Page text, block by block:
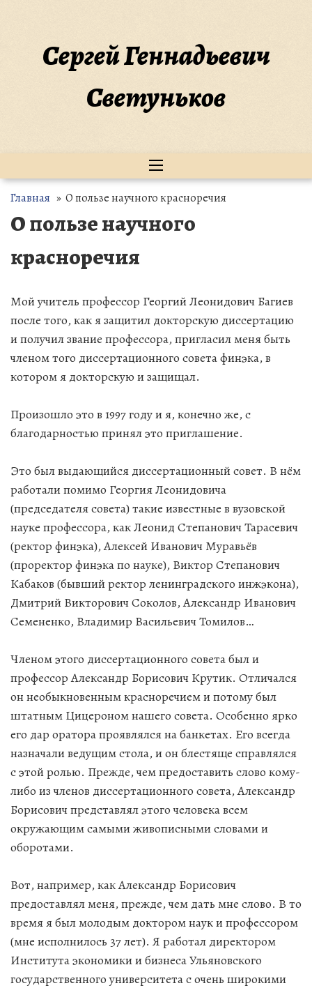
Сергей Геннадьевич
Светуньков
Главная » О пользе научного красноречия
О пользе научного
красноречия
Мой учитель профессор Георгий Леонидович Багиев
после того, как я защитил докторскую диссертацию
и получил звание профессора, пригласил меня быть
членом того диссертационного совета финэка, в
котором я докторскую и защищал.
Произошло это в 1997 году и я, конечно же, с
благодарностью принял это приглашение.
Это был выдающийся диссертационный совет. В нём
работали помимо Георгия Леонидовича
(председателя совета) такие известные в вузовской
науке профессора, как Леонид Степанович Тарасевич
(ректор финэка), Алексей Иванович Муравьёв
(проректор финэка по науке), Виктор Степанович
Кабаков (бывший ректор ленинградского инжэкона),
Дмитрий Викторович Соколов, Александр Иванович
Семененко, Владимир Васильевич Томилов…
Членом этого диссертационного совета был и
профессор Александр Борисович Крутик. Отличался
он необыкновенным красноречием и потому был
штатным Цицероном нашего совета. Особенно ярко
его дар оратора проявлялся на банкетах. Его всегда
назначали ведущим стола, и он блестяще справлялся
с этой ролью. Прежде, чем предоставить слово кому-
либо из членов диссертационного совета, Александр
Борисович представлял этого человека всем
окружающим самыми живописными словами и
оборотами.
Вот, например, как Александр Борисович
предоставлял меня, прежде, чем дать мне слово. В то
время я был молодым доктором наук и профессором
(мне исполнилось 37 лет). Я работал директором
Института экономики и бизнеса Ульяновского
государственного университета с очень широкими